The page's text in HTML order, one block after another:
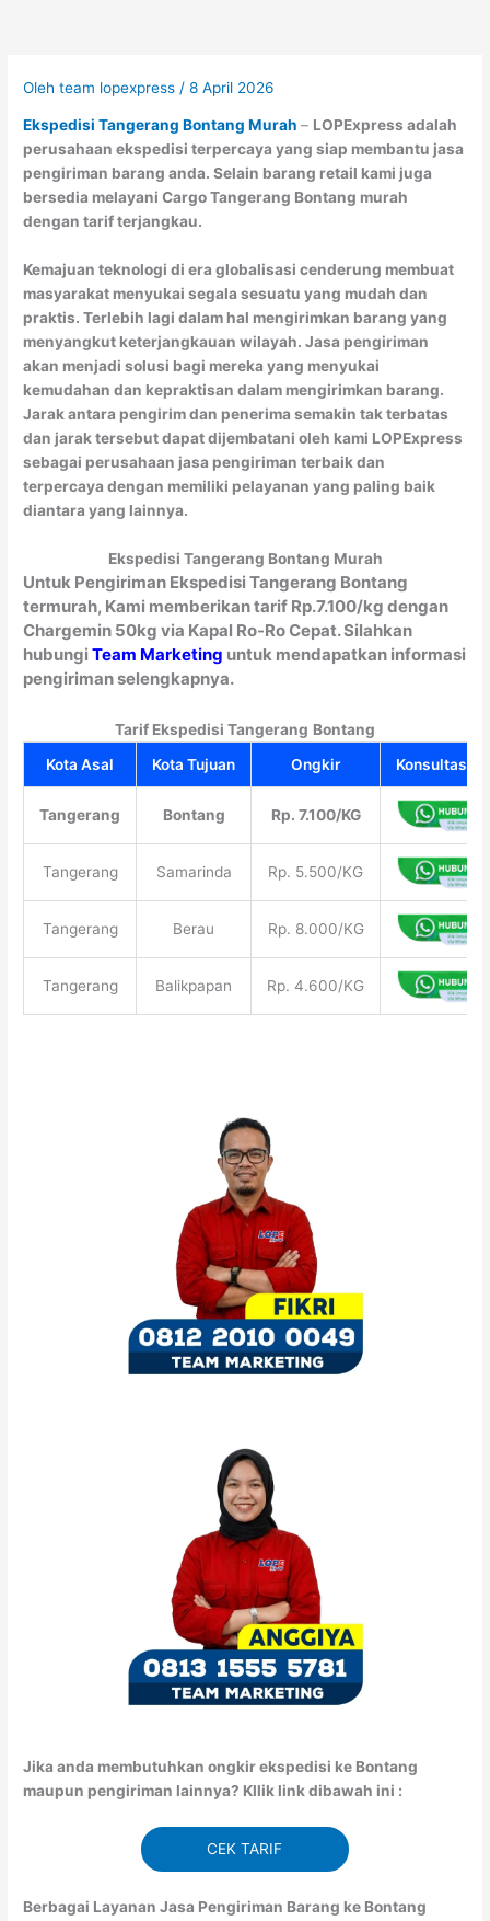
Olehteam lopexpress /8 April 2026
Ekspedisi Tangerang Bontang Murah– LOPExpress adalah
perusahaan ekspedisi terpercaya yang siap membantu jasa
pengiriman barang anda. Selain barang retail kami juga
bersedia melayani Cargo Tangerang Bontang murah
dengan tarif terjangkau.
Kemajuan teknologi di era globalisasi cenderung membuat
masyarakat menyukai segala sesuatu yang mudah dan
praktis. Terlebih lagi dalam hal mengirimkan barang yang
menyangkut keterjangkauan wilayah. Jasa pengiriman
akan menjadi solusi bagi mereka yang menyukai
kemudahan dan kepraktisan dalam mengirimkan barang.
Jarak antara pengirim dan penerima semakin tak terbatas
dan jarak tersebut dapat dijembatani oleh kami LOPExpress
sebagai perusahaan jasa pengiriman terbaik dan
terpercaya dengan memiliki pelayanan yang paling baik
diantara yang lainnya.
Ekspedisi Tangerang Bontang Murah
Untuk Pengiriman Ekspedisi Tangerang Bontang
termurah, Kami memberikan tarif Rp.7.100/kg dengan
Chargemin 50kg via Kapal Ro-Ro Cepat. Silahkan
hubungiTeam Marketing untuk mendapatkan informasi
pengiriman selengkapnya.
Tarif Ekspedisi Tangerang Bontang
Kota Asal
Kota Tujuan Ongkir Konsultasi
Tangerang Bontang Rp. 7.100/KG
Tangerang Samarinda Rp. 5.500/KG
Tangerang Berau Rp. 8.000/KG
Tangerang Balikpapan Rp. 4.600/KG
Jika anda membutuhkan ongkir ekspedisi ke Bontang
maupun pengiriman lainnya? Kllik link dibawah ini :
CEK TARIF
Berbagai Layanan Jasa Pengiriman Barang ke Bontang